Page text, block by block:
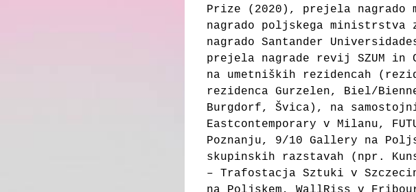
Prize (2020), prejela nagrado
nagrado poljskega
nagrado Santander
prejela nagrade revij SZUM
na umetniških rezidencah
rezidenca Gurzelen, Biel/
Burgdorf, Švica), na
Eastcontemporary v Milanu,
Poznanju, 9/10 Gallery na
skupinskih razstavah (npr.
– Trafostacja Sztuki v